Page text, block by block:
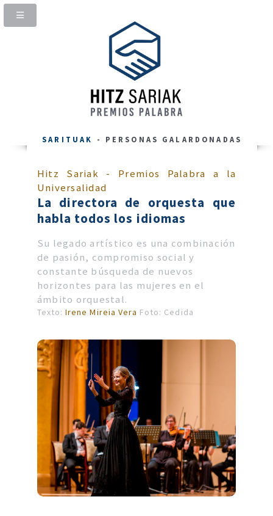
SARITUAK - PERSONAS GALARDONADAS
Hitz Sariak - Premios Palabra a la
Universalidad
La directora de orquesta que
habla todos los idiomas
Su legado artístico es una combinación
de pasión, compromiso social y
constante búsqueda de nuevos
horizontes para las mujeres en el
ámbito orquestal.
Texto:Irene Mireia Vera Foto: Cedida